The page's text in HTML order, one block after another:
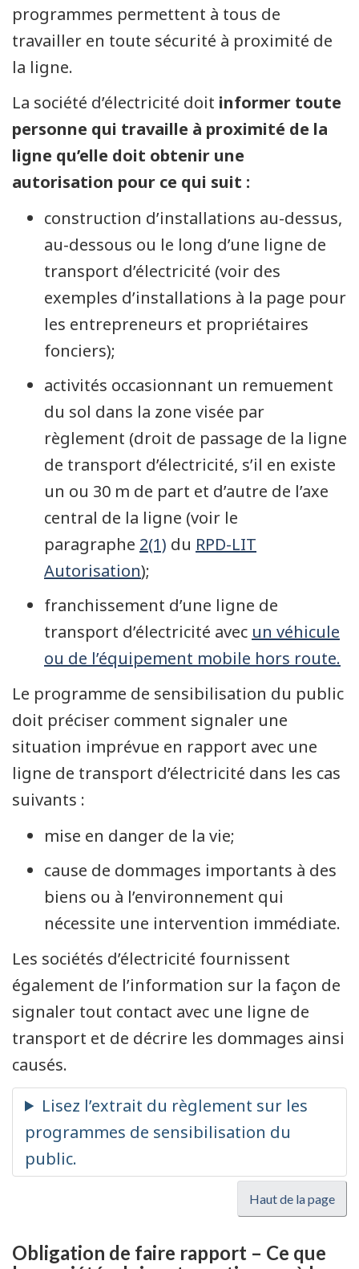
programmes permettent à tous de
travailler en toute sécurité à proximité de
la ligne.
La société d’électricité doit informer toute
personne qui travaille à proximité de la
ligne qu’elle doit obtenir une
autorisation pour ce qui suit :
construction d’installations au-dessus,
au-dessous ou le long d’une ligne de
transport d’électricité (voir des
exemples d’installations à la page pour
les entrepreneurs et propriétaires
fonciers);
activités occasionnant un remuement
du sol dans la zone visée par
règlement (droit de passage de la ligne
de transport d’électricité, s’il en existe
un ou 30 m de part et d’autre de l’axe
central de la ligne (voir le
paragraphe 2(1) du RPD-LIT
Autorisation);
franchissement d’une ligne de
transport d’électricité avec un véhicule
ou de l’équipement mobile hors route.
Le programme de sensibilisation du public
doit préciser comment signaler une
situation imprévue en rapport avec une
ligne de transport d’électricité dans les cas
suivants :
mise en danger de la vie;
cause de dommages importants à des
biens ou à l’environnement qui
nécessite une intervention immédiate.
Les sociétés d’électricité fournissent
également de l’information sur la façon de
signaler tout contact avec une ligne de
transport et de décrire les dommages ainsi
causés.
Haut de la page
Obligation de faire rapport – Ce que